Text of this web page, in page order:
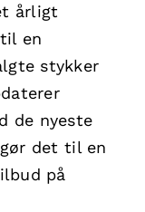
årligt
en
stykker
de nyeste
det til en
på